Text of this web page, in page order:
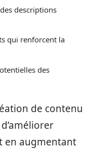
descriptions
qui renforcent la
des
de contenu
en augmentant